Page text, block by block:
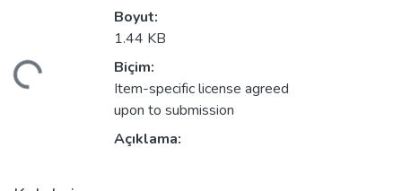
Boyut:
1.44 KB
Biçim:
Item-specific license agreed
upon to submission
Açıklama: